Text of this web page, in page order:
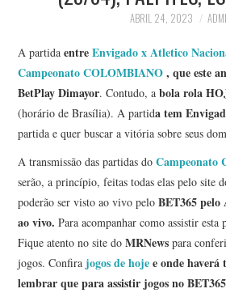
ABRIL 24, 2023
A partidaentreEnvigado x Atletico
Campeonato COLOMBIANO, que este
BetPlay Dimayor. Contudo, a bola rola
(horário de Brasília). A partida tem
partida e quer buscar a vitória sobre seus
A transmissão das partidas doCampeonato
serão, a princípio, feitas todas elas pelo site
poderão ser visto ao vivo peloBET365pelo
ao vivo. Para acompanhar como assistir
Fique atento no site doMRNews para
jogos. Confira jogos de hojee onde haverá
lembrar que para assistir jogos no